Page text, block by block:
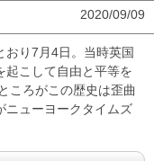
2020/09/09
おり7月4日。当時英国
起こして自由と平等を
ころがこの歴史は歪曲
ニューヨークタイムズ